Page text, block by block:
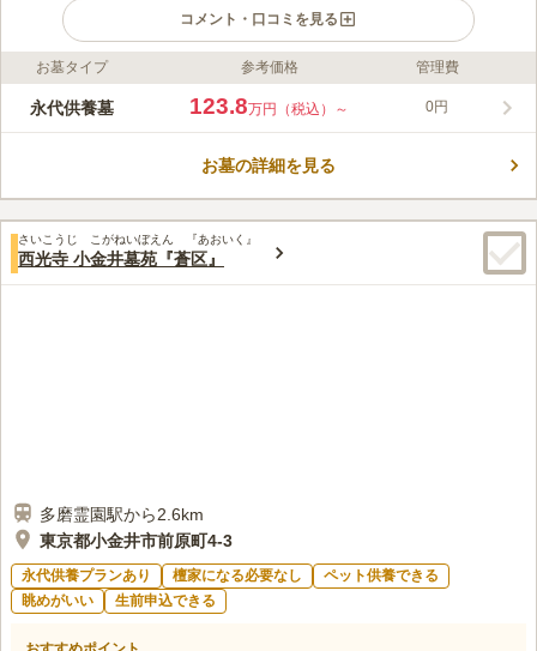
コメント・口コミを見る
ライフドット編集部のコメント
正行寺永代合同墓は、小金井市前原町の正行寺墓地内にある永代
型・三人型も用意されています。ライフスタイルに合わせたお墓
が可能です。
口コミ評価
この霊園はまだ誰からも評価されていません。
お墓タイプ 参考価格 管理費
永代供養墓 123.8万円（税込）～ 0円
お墓の詳細を見る
さいこうじ こがねいぼえん 『あおいく』
西光寺 小金井墓苑『蒼区』
多磨霊園駅から2.6km
東京都小金井市前原町4-3
永代供養プランあり 檀家になる必要なし
ペット供養できる
眺めがいい
生前申込できる